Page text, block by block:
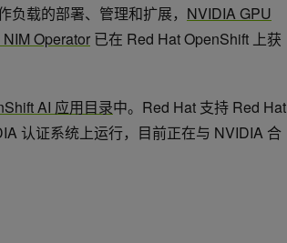
载的部署、管理和扩展， NVIDIA GPU
Operator 已在 Red Hat OpenShift 上获
AI 应用目录中。Red Hat 支持 Red Hat
认证系统上运行，目前正在与 NVIDIA 合